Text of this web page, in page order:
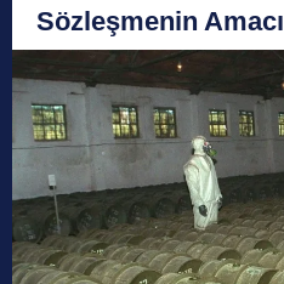
Sözleşmenin Amacı